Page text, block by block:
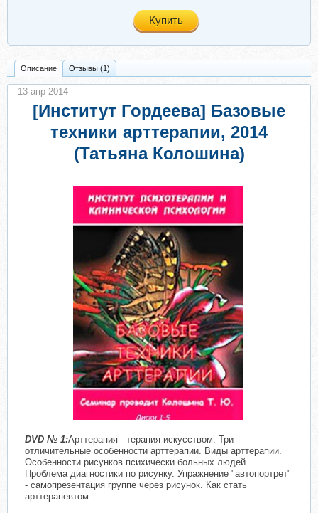
Купить
Описание Отзывы (1)
[Институт Гордеева] Базовые
техники арттерапии, 2014
(Татьяна Колошина)
DVD № 1:Арттерапия - терапия искусством. Три
отличительные особенности арттерапии. Виды арттерапии.
Особенности рисунков психически больных людей.
Проблема диагностики по рисунку. Упражнение "автопортрет"
- самопрезентация группе через рисунок. Как стать
арттерапевтом.
13 апр 2014